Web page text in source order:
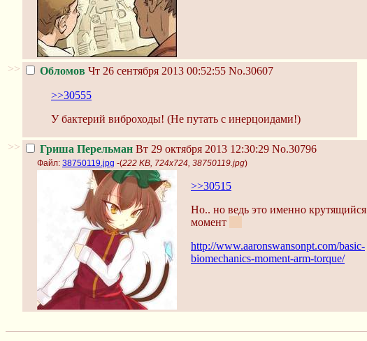
>> Обломов Чт 26 сентября 2013 00:52:55 No.30607
>>30555
У бактерий виброходы! (Не путать с инерцоидами!)
>> Гриша Перельман Вт 29 октября 2013 12:30:29 No.30796
Файл: 38750119.jpg -(222 KB, 724x724, 38750119.jpg)
>>30515
Но.. но ведь это именно крутящийся
момент
http://www.aaronswansonpt.com/basic-
biomechanics-moment-arm-torque/